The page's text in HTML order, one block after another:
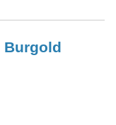
Burgold